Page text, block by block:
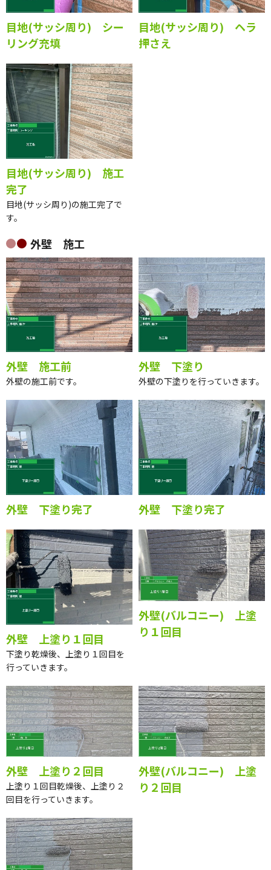
目地(サッシ周り) シー
リング充填
目地(サッシ周り) ヘラ
押さえ
目地(サッシ周り) 施工
完了
目地(サッシ周り)の施工完了で
す。
外壁 施工
外壁 施工前
外壁の施工前です。
外壁 下塗り
外壁の下塗りを行っていきます。
外壁 下塗り完了 外壁 下塗り完了
外壁 上塗り１回目
下塗り乾燥後、上塗り１回目を
行っていきます。
外壁(バルコニー) 上塗
り１回目
外壁 上塗り２回目
上塗り１回目乾燥後、上塗り２
回目を行っていきます。
外壁(バルコニー) 上塗
り２回目